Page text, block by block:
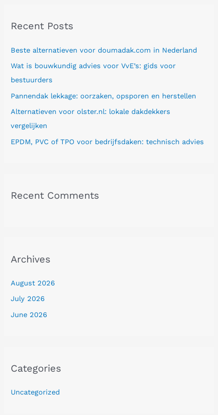
c
f
o
r
:
Recent Posts
Beste alternatieven voor doumadak.com in Nederland
Wat is bouwkundig advies voor VvE’s: gids voor
bestuurders
Pannendak lekkage: oorzaken, opsporen en herstellen
Alternatieven voor olster.nl: lokale dakdekkers
vergelijken
EPDM, PVC of TPO voor bedrijfsdaken: technisch advies
Recent Comments
Archives
August 2026
July 2026
June 2026
Categories
Uncategorized